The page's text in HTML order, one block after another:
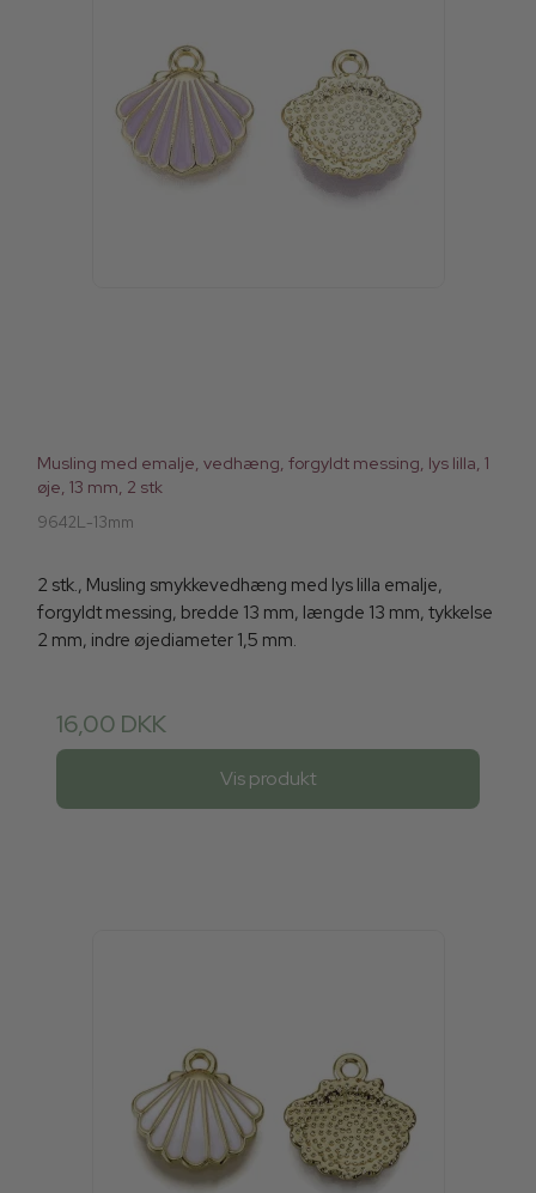
Musling med emalje, vedhæng, forgyldt messing, lys lilla, 1
øje, 13 mm, 2 stk
9642L-13mm
2 stk., Musling smykkevedhæng med lys lilla emalje,
forgyldt messing, bredde 13 mm, længde 13 mm, tykkelse
2 mm, indre øjediameter 1,5 mm.
16,00 DKK
Vis produkt